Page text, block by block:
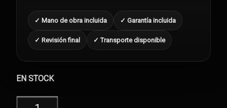
✓ Mano de obra incluida ✓ Garantía incluida
✓ Revisión final ✓ Transporte disponible
EN STOCK
Cambiar